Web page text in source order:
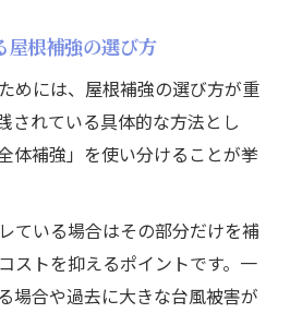
屋根補強の選び方
めには、屋根補強の選び方が重
されている具体的な方法とし
体補強」を使い分けることが挙
ている場合はその部分だけを補
ストを抑えるポイントです。一
場合や過去に大きな台風被害が